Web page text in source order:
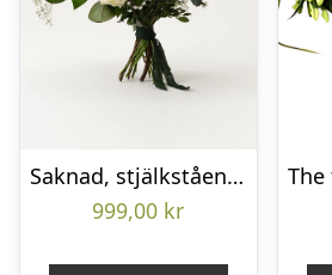
Saknad, stjälkstående bukett
999,00 kr